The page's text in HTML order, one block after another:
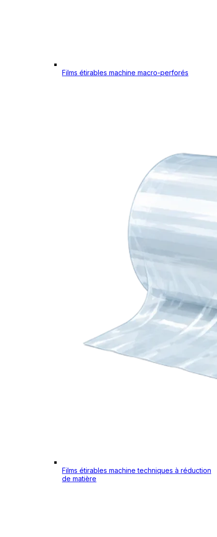
Films étirables machine macro-perforés
Films étirables machine techniques à réduction
de matière